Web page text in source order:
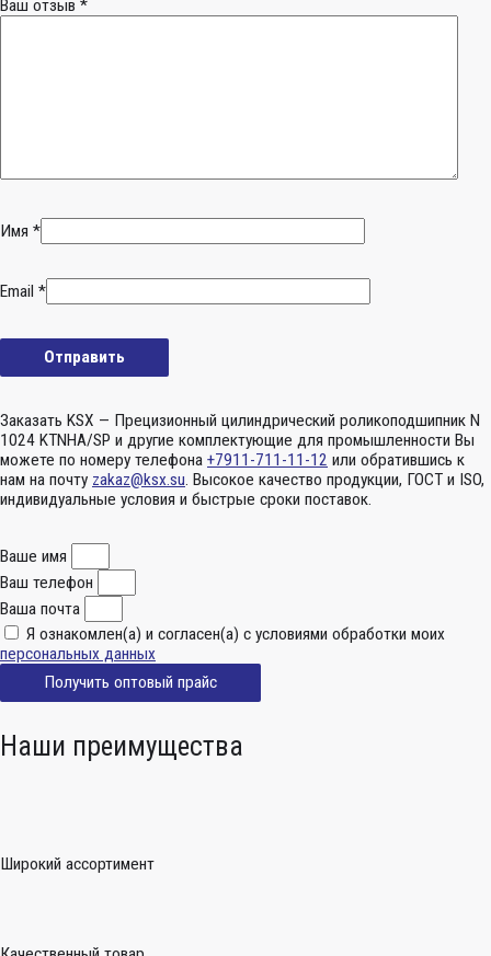
Ваш отзыв *
Имя *
Email *
Заказать KSX — Прецизионный цилиндрический роликоподшипник N
1024 KTNHA/SP и другие комплектующие для промышленности Вы
можете по номеру телефона +7911-711-11-12 или обратившись к
нам на почту zakaz@ksx.su. Высокое качество продукции, ГОСТ и ISO,
индивидуальные условия и быстрые сроки поставок.
Ваше имя
Ваш телефон
Ваша почта
Я ознакомлен(а) и согласен(а) с условиями обработки моих
персональных данных
Получить оптовый прайс
Наши преимущества
Широкий ассортимент